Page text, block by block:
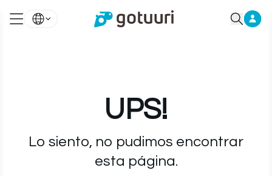
UPS!
Lo siento, no pudimos encontrar
esta página.